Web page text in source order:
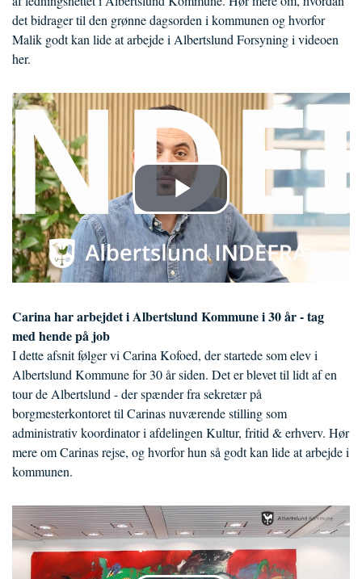
det bidrager til den grønne dagsorden i kommunen og hvorfor
Malik godt kan lide at arbejde i Albertslund Forsyning i videoen
her.
Carina har arbejdet i Albertslund Kommune i 30 år - tag
med hende på job
I dette afsnit følger vi Carina Kofoed, der startede som elev i
Albertslund Kommune for 30 år siden. Det er blevet til lidt af en
tour de Albertslund - der spænder fra sekretær på
borgmesterkontoret til Carinas nuværende stilling som
administrativ koordinator i afdelingen Kultur, fritid & erhverv. Hør
mere om Carinas rejse, og hvorfor hun så godt kan lide at arbejde i
kommunen.